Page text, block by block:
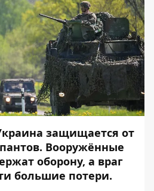
защищается от
Вооружённые
оборону, а враг
большие потери.